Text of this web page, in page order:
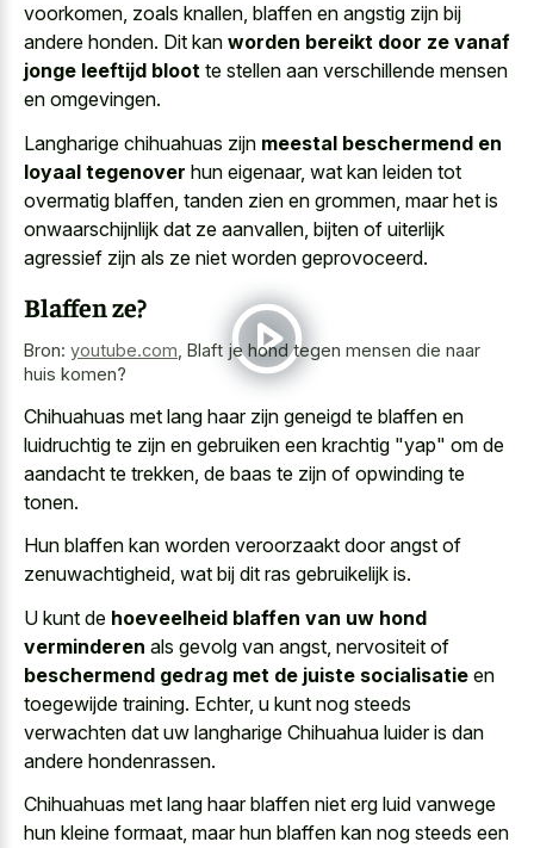
voorkomen, zoals knallen, blaffen en angstig zijn bij
andere honden. Dit kan worden bereikt door ze vanaf
jonge leeftijd bloot te stellen aan verschillende mensen
en omgevingen.
Langharige chihuahuas zijn meestal beschermend en
loyaal tegenover hun eigenaar, wat kan leiden tot
overmatig blaffen, tanden zien en grommen, maar het is
onwaarschijnlijk dat ze aanvallen, bijten of uiterlijk
agressief zijn als ze niet worden geprovoceerd.
Blaffen ze?
Bron: youtube.com Blaft je hond tegen mensen die naar
huis komen?
Chihuahuas met lang haar zijn geneigd te blaffen en
luidruchtig te zijn en gebruiken een krachtig "yap" om de
aandacht te trekken, de baas te zijn of opwinding te
tonen.
Hun blaffen kan worden veroorzaakt door angst of
zenuwachtigheid, wat bij dit ras gebruikelijk is.
U kunt de hoeveelheid blaffen van uw hond
verminderen als gevolg van angst, nervositeit of
beschermend gedrag met de juiste socialisatie en
toegewijde training. Echter, u kunt nog steeds
verwachten dat uw langharige Chihuahua luider is dan
andere hondenrassen.
Chihuahuas met lang haar blaffen niet erg luid vanwege
hun kleine formaat, maar hun blaffen kan nog steeds een